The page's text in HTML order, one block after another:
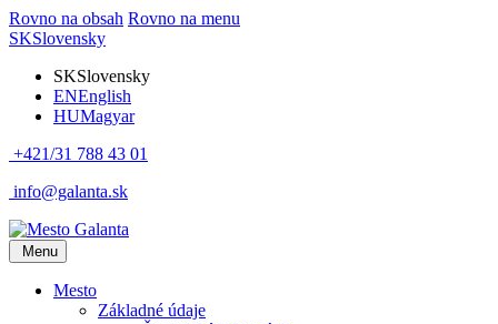
Rovno na obsah Rovno na menu
SKSlovensky
SKSlovensky
ENEnglish
HUMagyar
+421/31 788 43 01
info@galanta.sk
Menu
Mesto
Základné údaje